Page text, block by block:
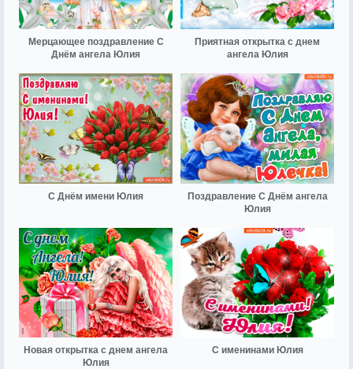
Мерцающее поздравление С
Днём ангела Юлия
Приятная открытка с днем
ангела Юлия
С Днём имени Юлия
Поздравление С Днём ангела
Юлия
Новая открытка с днем ангела
Юлия
С именинами Юлия